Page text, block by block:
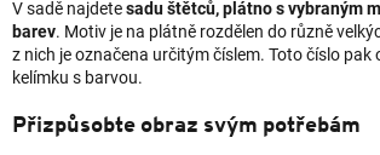
V sadě najdetesadu štětců, plátno s vybraným
barev. Motiv je na plátně rozdělen do různě
z nich je označena určitým číslem. Toto číslo pak
kelímku s barvou.
Přizpůsobte obraz svým potřebám